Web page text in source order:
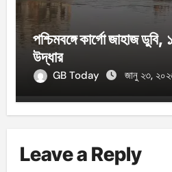
পশ্চিমবঙ্গে কার্গো জাহাজ ডুবি,
উদ্ধার
GB Today জানু ২৩,
Leave a Reply